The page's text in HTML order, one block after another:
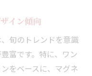
イン傾向
旬のトレンドを意識
富です。特に、ワン
をベースに、マグネ